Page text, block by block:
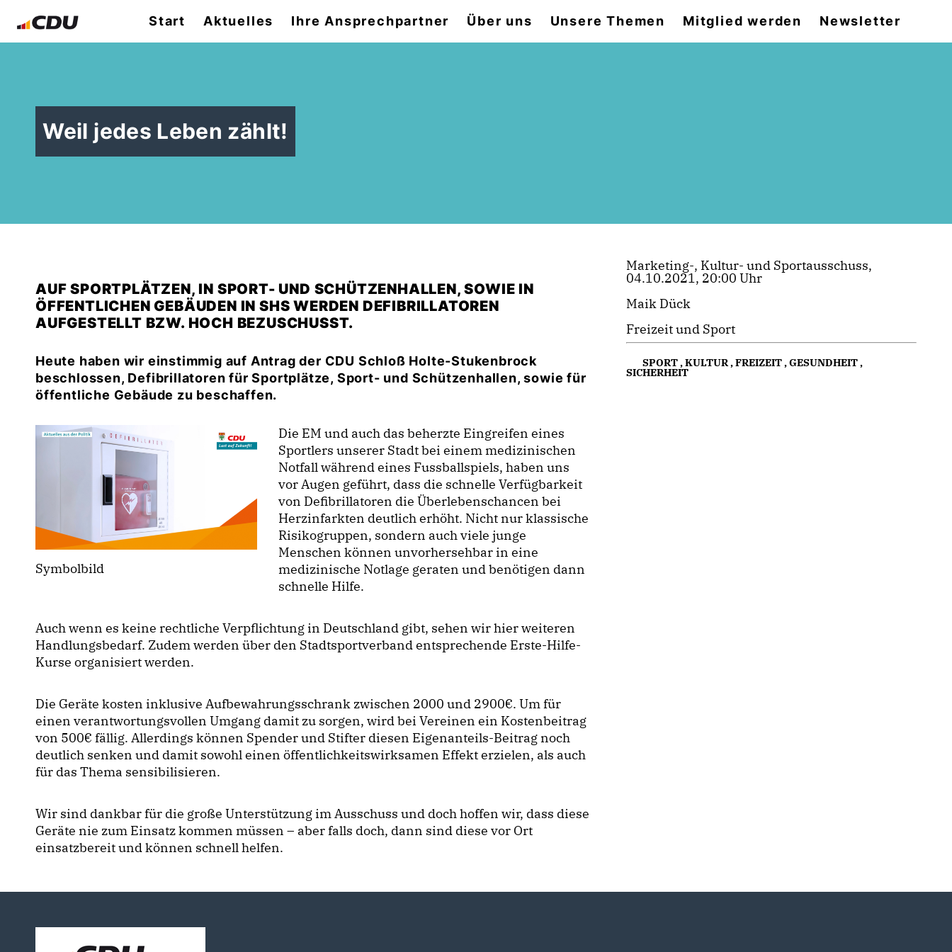
Start Aktuelles Ihre Ansprechpartner Über uns Unsere Themen Mitglied werden Newsletter
Weil jedes Leben zählt!
AUF SPORTPLÄTZEN, IN SPORT- UND SCHÜTZENHALLEN, SOWIE IN
ÖFFENTLICHEN GEBÄUDEN IN SHS WERDEN DEFIBRILLATOREN
AUFGESTELLT BZW. HOCH BEZUSCHUSST.
Heute haben wir einstimmig auf Antrag der CDU Schloß Holte-Stukenbrock
beschlossen, Defibrillatoren für Sportplätze, Sport- und Schützenhallen, sowie für
öffentliche Gebäude zu beschaffen.
Symbolbild
Die EM und auch das beherzte Eingreifen eines
Sportlers unserer Stadt bei einem medizinischen
Notfall während eines Fussballspiels, haben uns
vor Augen geführt, dass die schnelle Verfügbarkeit
von Defibrillatoren die Überlebenschancen bei
Herzinfarkten deutlich erhöht. Nicht nur klassische
Risikogruppen, sondern auch viele junge
Menschen können unvorhersehbar in eine
medizinische Notlage geraten und benötigen dann
schnelle Hilfe.
Auch wenn es keine rechtliche Verpflichtung in Deutschland gibt, sehen wir hier weiteren
Handlungsbedarf. Zudem werden über den Stadtsportverband entsprechende Erste-Hilfe-
Kurse organisiert werden.
Die Geräte kosten inklusive Aufbewahrungsschrank zwischen 2000 und 2900€. Um für
einen verantwortungsvollen Umgang damit zu sorgen, wird bei Vereinen ein Kostenbeitrag
von 500€ fällig. Allerdings können Spender und Stifter diesen Eigenanteils-Beitrag noch
deutlich senken und damit sowohl einen öffentlichkeitswirksamen Effekt erzielen, als auch
für das Thema sensibilisieren.
Wir sind dankbar für die große Unterstützung im Ausschuss und doch hoffen wir, dass diese
Geräte nie zum Einsatz kommen müssen – aber falls doch, dann sind diese vor Ort
einsatzbereit und können schnell helfen.
Marketing-, Kultur- und Sportausschuss,
04.10.2021, 20:00 Uhr
Maik Dück
Freizeit und Sport
SPORT,KULTUR,FREIZEIT,GESUNDHEIT,
SICHERHEIT